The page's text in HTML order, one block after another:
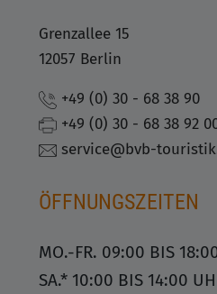
Grenzallee 15
12057 Berlin
+49 (0) 30 - 68 38 90
+49 (0) 30 - 68 38 92
service@bvb-
ÖFFNUNGSZEITEN
MO.-FR. 09:00 BIS
SA.* 10:00 BIS 14:00